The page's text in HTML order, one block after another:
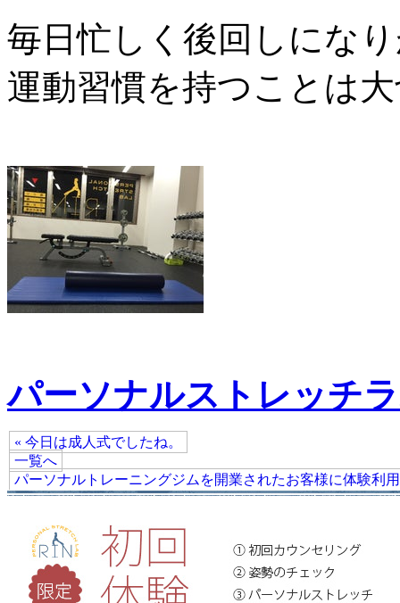
毎日忙しく後回しにな
運動習慣を持つことは
パーソナルストレッチ
« 今日は成人式でしたね。
一覧へ
パーソナルトレーニングジムを開業されたお客様に体験利